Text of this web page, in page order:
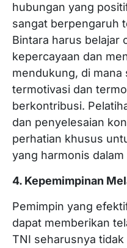
hubungan yang
sangat berpengaruh
Bintara harus belajar
kepercayaan dan
mendukung, di mana
termotivasi dan
berkontribusi.
dan penyelesaian
perhatian khusus
yang harmonis dalam
4. Kepemimpinan
Pemimpin yang
dapat memberikan
TNI seharusnya